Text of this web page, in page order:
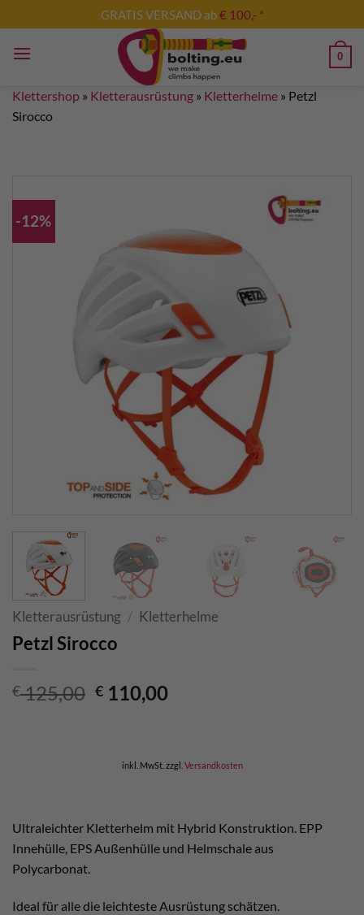
Inhalt
springen
GRATIS VERSAND ab€ 100,- *
0
Klettershop » Kletterausrüstung » Kletterhelme » Petzl
Sirocco
-12%
Kletterausrüstung / Kletterhelme
Petzl Sirocco
€125,00 Ursprünglicher
€ 110,00Aktueller
inkl. MwSt. zzgl. Versandkosten
Ultraleichter Kletterhelm mit Hybrid Konstruktion. EPP
Innehülle, EPS Außenhülle und Helmschale aus
Polycarbonat.
Ideal für alle die leichteste Ausrüstung schätzen.